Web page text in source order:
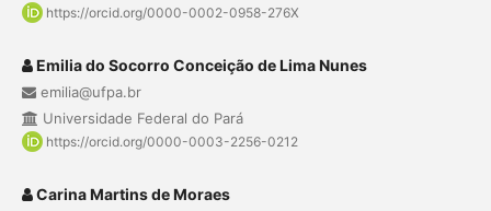
https://orcid.org/0000-0002-0958-276X
Emilia do Socorro Conceição de Lima Nunes
emilia@ufpa.br
Universidade Federal do Pará
https://orcid.org/0000-0003-2256-0212
Carina Martins de Moraes